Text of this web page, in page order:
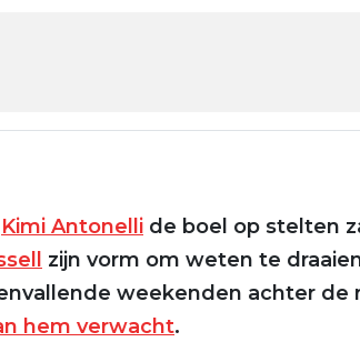
Kimi Antonelli de boel op stelten
zijn vorm om weten te
weekenden achter de
hem verwacht.